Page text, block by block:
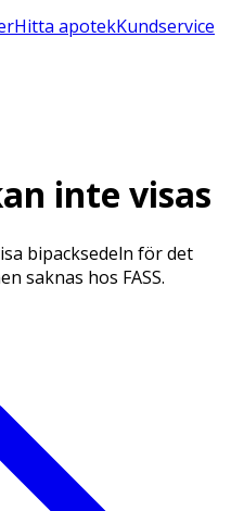
Hitta apotekKundservice
inte visas
bipacksedeln för det
saknas hos FASS.